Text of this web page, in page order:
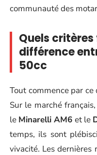
communauté des
Quels
différence
50cc
Tout commence par ce
Sur le marché
le Minarelli AM6 et le
temps, ils sont
vivacité. Les dernières